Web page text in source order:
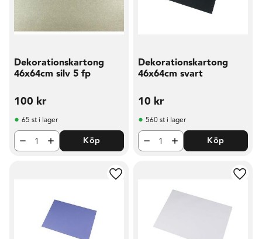
Dekorationskartong
46x64cm silv 5 fp
100 kr
65 st i lager
Köp
Dekorationskartong
46x64cm svart
10 kr
560 st i lager
Köp
Lägg till i favoriter